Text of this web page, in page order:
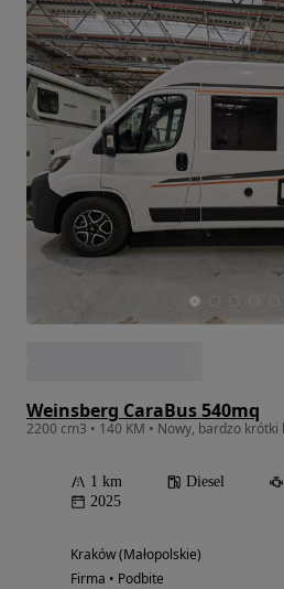
Weinsberg CaraBus 540mq
2200 cm3 • 140 KM • Nowy, bardzo
1 km Diesel
2025
Kraków (Małopolskie)
Firma • Podbite